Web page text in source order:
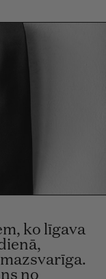
ko līgava
no